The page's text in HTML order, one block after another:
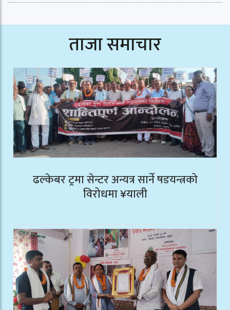
ताजा समाचार
ढल्केबर ट्रमा सेन्टर अन्यत्र सार्ने षडयन्त्रको
विरोधमा ¥याली